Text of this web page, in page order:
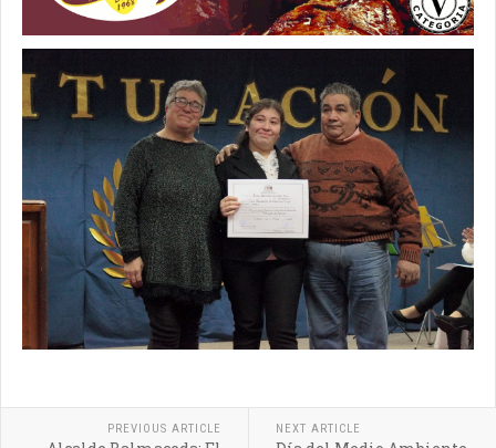
PREVIOUS ARTICLE NEXT ARTICLE